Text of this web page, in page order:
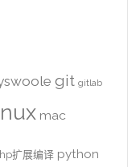
git gitlab
mac
扩展编译 python